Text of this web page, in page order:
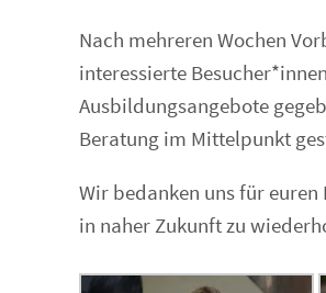
Nach mehreren Wochen
interessierte
Ausbildungsangebote
Beratung im Mittelpunkt
Wir bedanken uns für
in naher Zukunft zu